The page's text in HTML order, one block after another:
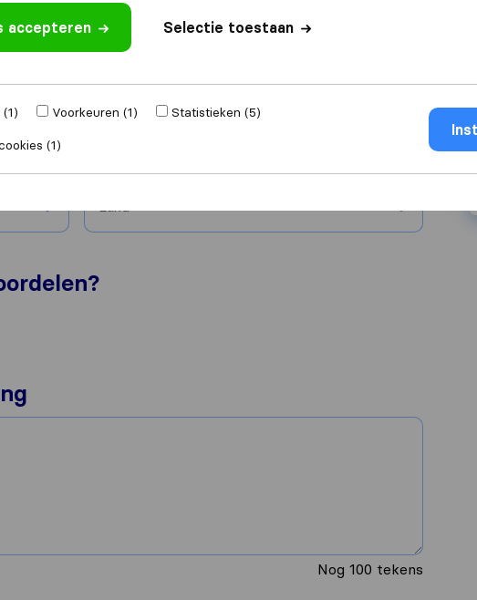
Verhuisd naar
Land
Nog 100 tekens
accepteren Selectie toestaan
Voorkeuren (1)
Statistieken (5)
(1)